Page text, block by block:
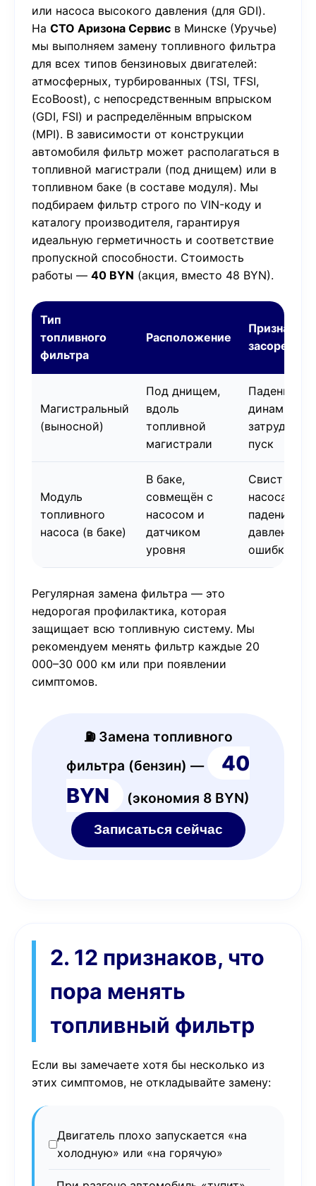
или насоса высокого давления (для GDI).
На СТО Аризона Сервис в Минске (Уручье)
мы выполняем замену топливного фильтра
для всех типов бензиновых двигателей:
атмосферных, турбированных (TSI, TFSI,
EcoBoost), с непосредственным впрыском
(GDI, FSI) и распределённым впрыском
(MPI). В зависимости от конструкции
автомобиля фильтр может располагаться в
топливной магистрали (под днищем) или в
топливном баке (в составе модуля). Мы
подбираем фильтр строго по VIN-коду и
каталогу производителя, гарантируя
идеальную герметичность и соответствие
пропускной способности. Стоимость
работы — 40 BYN (акция, вместо 48 BYN).
Тип
топливного
фильтра
Расположение
Признаки
засорения
Магистральный
(выносной)
Под днищем,
вдоль
топливной
магистрали
Падение
динамики,
пуск
Модуль
топливного
насоса (в баке)
В баке,
совмещён с
насосом и
датчиком
уровня
Свист
насоса,
падение
давления,
ошибки
Регулярная замена фильтра — это
недорогая профилактика, которая
защищает всю топливную систему. Мы
рекомендуем менять фильтр каждые 20
000–30 000 км или при появлении
симптомов.
⛽ Замена топливного
фильтра (бензин) —
40
BYN
(экономия 8 BYN)
Записаться сейчас
2. 12 признаков, что
пора менять
топливный фильтр
Если вы замечаете хотя бы несколько из
этих симптомов, не откладывайте замену:
Двигатель плохо запускается «на
холодную» или «на горячую»